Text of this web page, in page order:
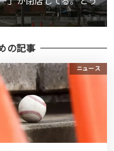
の記事
ニュース